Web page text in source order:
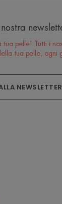
tua pelle! Tutti i
tua pelle, ogni
NEWSLETTER